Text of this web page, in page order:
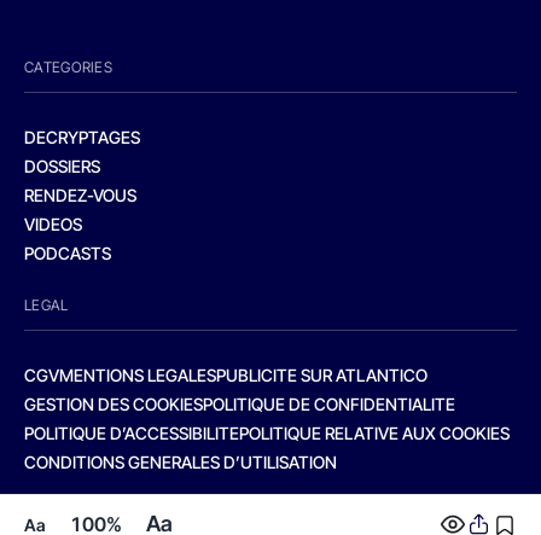
Aa 100% Aa
CATEGORIES
DECRYPTAGES
DOSSIERS
RENDEZ-VOUS
VIDEOS
PODCASTS
LEGAL
CGVMENTIONS LEGALESPUBLICITE SUR ATLANTICO
GESTION DES COOKIESPOLITIQUE DE CONFIDENTIALITE
POLITIQUE D’ACCESSIBILITEPOLITIQUE RELATIVE AUX COOKIES
CONDITIONS GENERALES D’UTILISATION